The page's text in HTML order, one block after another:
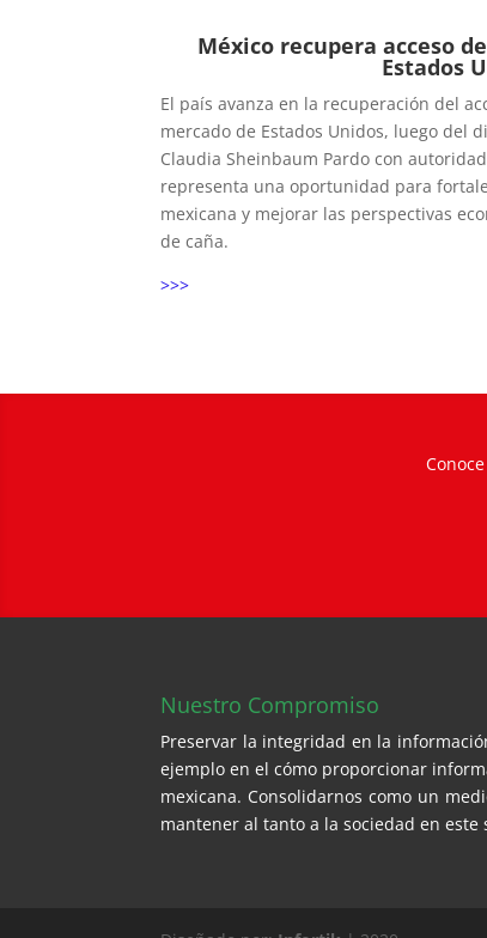
México recupera acceso
Estados
El país avanza en la recuperación del
mercado de Estados Unidos, luego del
Claudia Sheinbaum Pardo con
representa una oportunidad para
mexicana y mejorar las perspectivas
de caña.
>>>
Nuestro Compromiso
Preservar la integridad en la
ejemplo en el cómo proporcionar
mexicana. Consolidarnos como un
mantener al tanto a la sociedad en este